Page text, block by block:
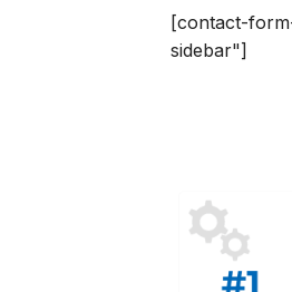
[contact-
sidebar"]